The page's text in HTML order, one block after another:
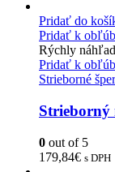
Pridať do
Pridať k
Rýchly náhľad
Pridať k
Strieborné
0 out of 5
179,84€ s DPH